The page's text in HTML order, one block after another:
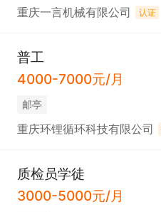
重庆一言机械有限公司 认证
普工
4000-7000元/月
邮亭
重庆环锂循环科技有限公司
质检员学徒
3000-5000元/月